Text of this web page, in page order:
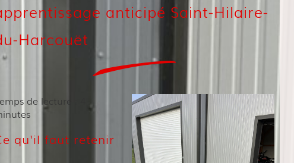
anticipé Saint-Hilaire-
Harcouët
de lecture : 4
qu'il faut retenir